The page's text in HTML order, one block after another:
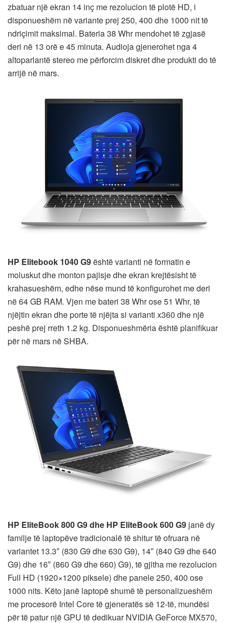
zbatuar një ekran 14 inç me rezolucion të plotë HD, i
disponueshëm në variante prej 250, 400 dhe 1000 nit të
ndriçimit maksimal. Bateria 38 Whr mendohet të zgjasë
deri në 13 orë e 45 minuta. Audioja gjenerohet nga 4
altoparlantë stereo me përforcim diskret dhe produkti do të
arrijë në mars.
HP Elitebook 1040 G9është varianti në formatin e
moluskut dhe monton pajisje dhe ekran krejtësisht të
krahasueshëm, edhe nëse mund të konfigurohet me deri
në 64 GB RAM. Vjen me bateri 38 Whr ose 51 Whr, të
njëjtin ekran dhe porte të njëjta si varianti x360 dhe një
peshë prej rreth 1.2 kg. Disponueshmëria është planifikuar
për në mars në SHBA.
HP EliteBook 800 G9 dhe HP EliteBook 600 G9 janë dy
familje të laptopëve tradicionalë të shitur të ofruara në
variantet 13.3″ (830 G9 dhe 630 G9), 14″ (840 G9 dhe 640
G9) dhe 16″ (860 G9 dhe 660) G9), të gjitha me rezolucion
Full HD (1920×1200 piksele) dhe panele 250, 400 ose
1000 nits. Këto janë laptopë shumë të personalizueshëm
me procesorë Intel Core të gjeneratës së 12-të, mundësi
për të patur një GPU të dedikuar NVIDIA GeForce MX570,